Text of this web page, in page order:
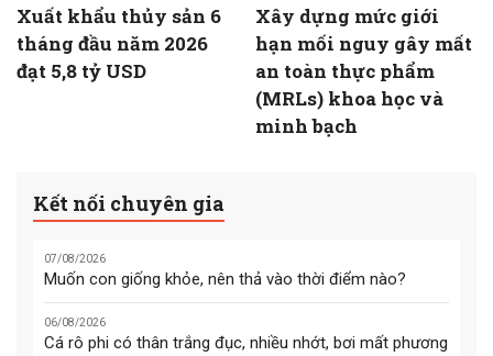
Xuất khẩu thủy sản 6
tháng đầu năm 2026
đạt 5,8 tỷ USD
Xây dựng mức giới
hạn mối nguy gây mất
an toàn thực phẩm
(MRLs) khoa học và
minh bạch
Kết nối chuyên gia
07/08/2026
Muốn con giống khỏe, nên thả vào thời điểm nào?
06/08/2026
Cá rô phi có thân trắng đục, nhiều nhớt, bơi mất phương